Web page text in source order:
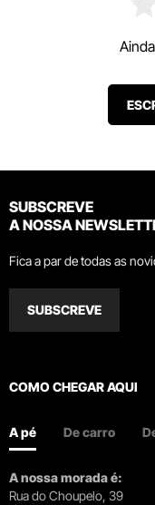
SUBSCREVE
A NOSSA
Fica a par de todas as
SUBSCREVE
COMO CHEGAR AQUI
A pé De carro
A nossa morada é:
Rua do Choupelo, 39